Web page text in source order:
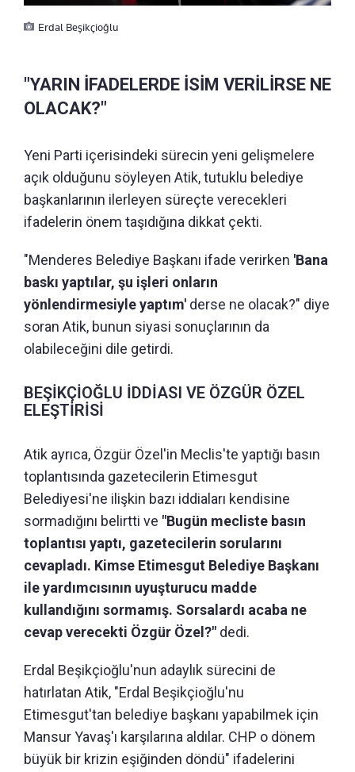
Erdal Beşikçioğlu
"YARIN İFADELERDE İSİM VERİLİRSE NE
OLACAK?"
Yeni Parti içerisindeki sürecin yeni gelişmelere
açık olduğunu söyleyen Atik, tutuklu belediye
başkanlarının ilerleyen süreçte verecekleri
ifadelerin önem taşıdığına dikkat çekti.
"Menderes Belediye Başkanı ifade verirken 'Bana
baskı yaptılar, şu işleri onların
yönlendirmesiyle yaptım' derse ne olacak?" diye
soran Atik, bunun siyasi sonuçlarının da
olabileceğini dile getirdi.
BEŞİKÇİOĞLU İDDİASI VE ÖZGÜR ÖZEL
ELEŞTİRİSİ
Atik ayrıca, Özgür Özel'in Meclis'te yaptığı basın
toplantısında gazetecilerin Etimesgut
Belediyesi'ne ilişkin bazı iddiaları kendisine
sormadığını belirtti ve "Bugün mecliste basın
toplantısı yaptı, gazetecilerin sorularını
cevapladı. Kimse Etimesgut Belediye Başkanı
ile yardımcısının uyuşturucu madde
kullandığını sormamış. Sorsalardı acaba ne
cevap verecekti Özgür Özel?" dedi.
Erdal Beşikçioğlu'nun adaylık sürecini de
hatırlatan Atik, "Erdal Beşikçioğlu'nu
Etimesgut'tan belediye başkanı yapabilmek için
Mansur Yavaş'ı karşılarına aldılar. CHP o dönem
büyük bir krizin eşiğinden döndü" ifadelerini